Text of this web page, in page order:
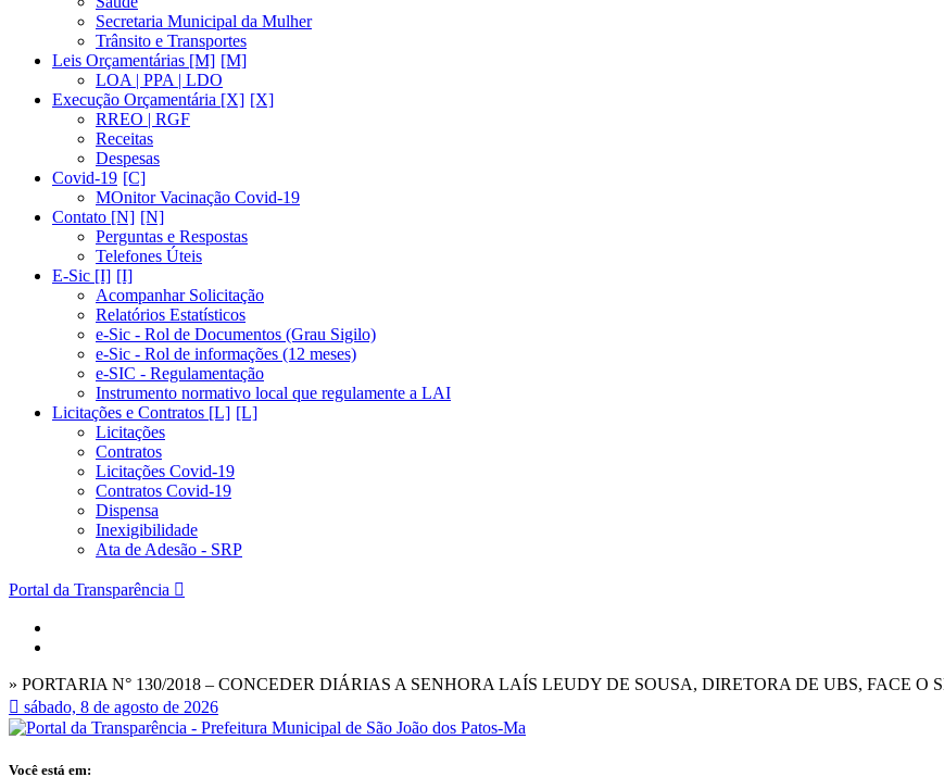
Secretaria Municipal da Mulher
Trânsito e Transportes
Leis Orçamentárias [M]
LOA | PPA | LDO
Execução Orçamentária [X]
RREO | RGF
Receitas
Despesas
Covid-19
MOnitor Vacinação Covid-19
Contato [N]
Perguntas e Respostas
Telefones Úteis
E-Sic [I]
Acompanhar Solicitação
Relatórios Estatísticos
e-Sic - Rol de Documentos (Grau Sigilo)
e-Sic - Rol de informações (12 meses)
e-SIC - Regulamentação
Instrumento normativo local que regulamente a LAI
Licitações e Contratos [L]
Licitações
Contratos
Licitações Covid-19
Contratos Covid-19
Dispensa
Inexigibilidade
Ata de Adesão - SRP
Portal da Transparência
» PORTARIA N° 130/2018 – CONCEDER DIÁRIAS A SENHORA LAÍS LEUDY DE SOUSA, DIRETORA DE UBS, FACE
sábado, 8 de agosto de 2026
Você está em: